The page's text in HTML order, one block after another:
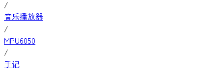
/
音乐播放器
/
MPU6050
/
手记